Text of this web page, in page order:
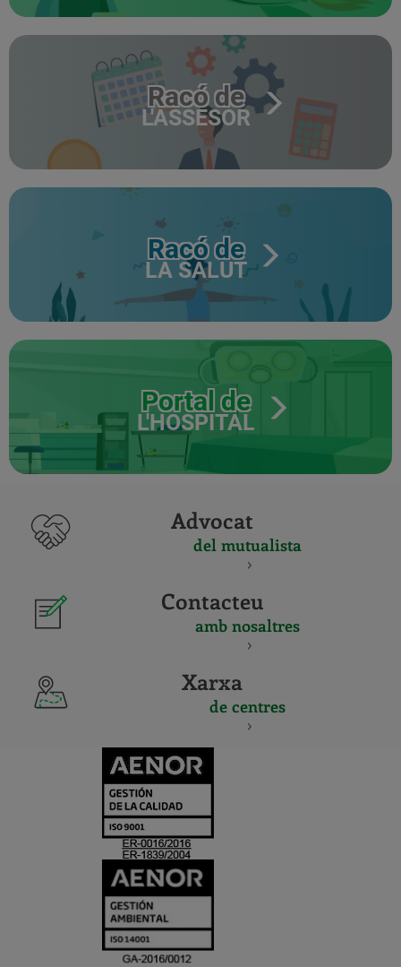
Racó de
L'ASSESOR
Racó de
LA SALUT
Portal de
L'HOSPITAL
Advocat
del mutualista
Contacteu
amb nosaltres
Xarxa
de centres